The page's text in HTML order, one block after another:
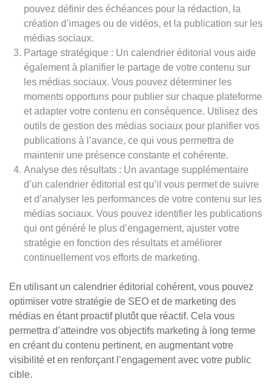
pouvez définir des échéances pour la rédaction, la
création d’images ou de vidéos, et la publication sur les
médias sociaux.
Partage stratégique : Un calendrier éditorial vous aide
également à planifier le partage de votre contenu sur
les médias sociaux. Vous pouvez déterminer les
moments opportuns pour publier sur chaque plateforme
et adapter votre contenu en conséquence. Utilisez des
outils de gestion des médias sociaux pour planifier vos
publications à l’avance, ce qui vous permettra de
maintenir une présence constante et cohérente.
Analyse des résultats : Un avantage supplémentaire
d’un calendrier éditorial est qu’il vous permet de suivre
et d’analyser les performances de votre contenu sur les
médias sociaux. Vous pouvez identifier les publications
qui ont généré le plus d’engagement, ajuster votre
stratégie en fonction des résultats et améliorer
continuellement vos efforts de marketing.
En utilisant un calendrier éditorial cohérent, vous pouvez
optimiser votre stratégie de SEO et de marketing des
médias en étant proactif plutôt que réactif. Cela vous
permettra d’atteindre vos objectifs marketing à long terme
en créant du contenu pertinent, en augmentant votre
visibilité et en renforçant l’engagement avec votre public
cible.